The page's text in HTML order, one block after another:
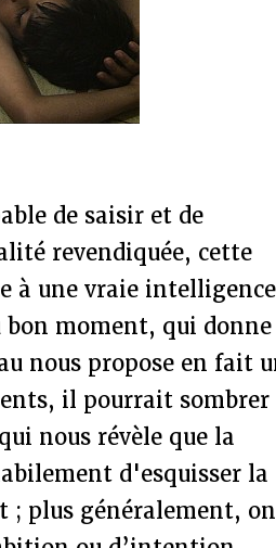
de saisir et de
revendiquée, cette
à une vraie intelligence
bon moment, qui donne
nous propose en fait
il pourrait sombrer
nous révèle que la
d'esquisser la
plus généralement, on